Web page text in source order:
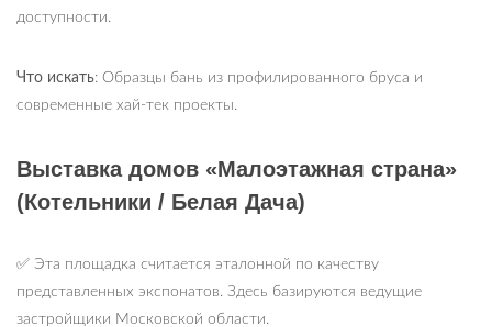
доступности.
Что искать: Образцы бань из профилированного бруса и
современные хай-тек проекты.
Выставка домов «Малоэтажная страна»
(Котельники / Белая Дача)
✅ Эта площадка считается эталонной по качеству
представленных экспонатов. Здесь базируются ведущие
застройщики Московской области.